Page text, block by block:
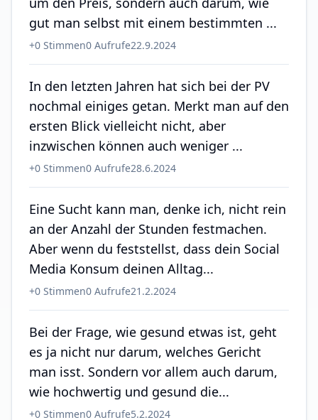
gut man selbst mit einem bestimmten ...
+0 Stimmen0 Aufrufe22.9.2024
In den letzten Jahren hat sich bei der PV
nochmal einiges getan. Merkt man auf den
ersten Blick vielleicht nicht, aber
inzwischen können auch weniger ...
+0 Stimmen0 Aufrufe28.6.2024
Eine Sucht kann man, denke ich, nicht rein
an der Anzahl der Stunden festmachen.
Aber wenn du feststellst, dass dein Social
Media Konsum deinen Alltag...
+0 Stimmen0 Aufrufe21.2.2024
Bei der Frage, wie gesund etwas ist, geht
es ja nicht nur darum, welches Gericht
man isst. Sondern vor allem auch darum,
wie hochwertig und gesund die...
+0 Stimmen0 Aufrufe5.2.2024